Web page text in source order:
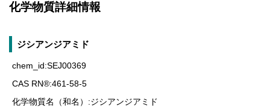
化学物質詳細情報
ジシアンジアミド
chem_id:SEJ00369
CAS RN®:461-58-5
化学物質名（和名）:ジシアンジアミド